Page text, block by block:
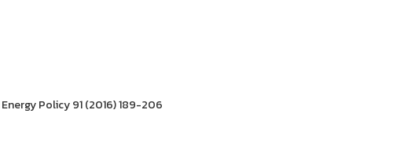
Energy Policy 91 (2016) 189-206